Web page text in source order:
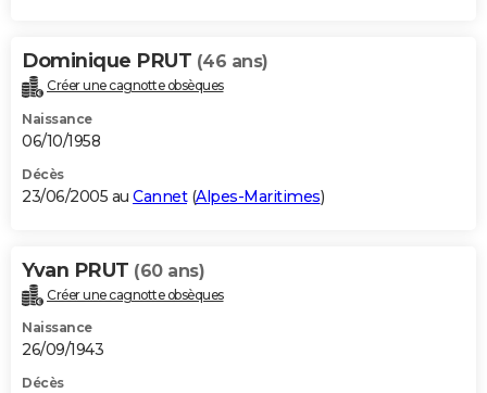
Dominique PRUT (46 ans)
Créer une cagnotte obsèques
Naissance
06/10/1958
Décès
23/06/2005 au Cannet(Alpes-Maritimes)
Yvan PRUT (60 ans)
Créer une cagnotte obsèques
Naissance
26/09/1943
Décès